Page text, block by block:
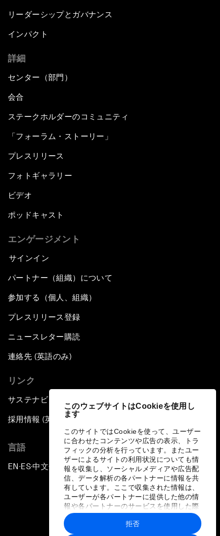
このウェブサイトはCookieを使用し
ます
このサイトではCookieを使って、ユーザー
に合わせたコンテンツや広告の表示、トラ
フィックの分析を行っています。またユー
ザーによるサイトの利用状況についても情
報を収集し、ソーシャルメディアや広告配
信、データ解析の各パートナーに情報を共
有しています。ここで収集された情報は、
ユーザーが各パートナーに提供した他の情
報や各パートナーのサービスを使用した際
に収集された情報と組み合わされ、各パー
トナーによって使用されることがありま
す。
拒否
リーダーシップとガバナンス
インパクト
詳細
センター（部門）
会合
ステークホルダーのコミュニティ
「フォーラム・ストーリー」
プレスリリース
フォトギャラリー
ビデオ
ポッドキャスト
エンゲージメント
サインイン
パートナー（組織）について
参加する（個人、組織）
プレスリリース登録
ニュースレター購読
連絡先 (英語のみ)
リンク
サステナビリティへの取り組み
採用情報 (英語のみ)
言語
EN ▪ES▪中文▪ 日本語
プライバシーポリシーと利用規約